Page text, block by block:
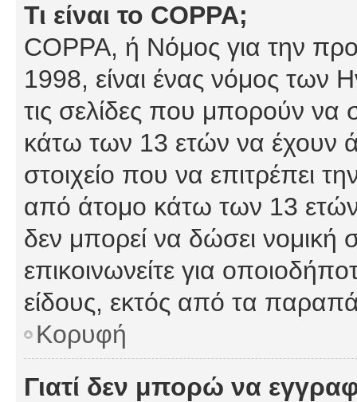
Τι είναι το COPPA;
COPPA, ή Νόμος για την
1998, είναι ένας νόμος των
τις σελίδες που μπορούν να
κάτω των 13 ετών να έχουν
στοιχείο που να επιτρέπει
από άτομο κάτω των 13
δεν μπορεί να δώσει νομική
επικοινωνείτε για
είδους, εκτός από τα
Κορυφή
Γιατί δεν μπορώ να